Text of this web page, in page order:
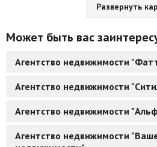
Развернуть
Может быть вас
Агентство недвижимости
Агентство недвижимости
Агентство недвижимости
Агентство недвижимости